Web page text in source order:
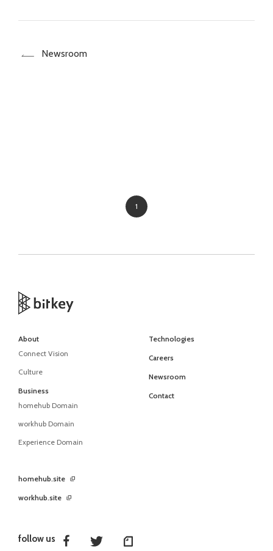
Newsroom
1
follow us
About
Connect Vision
Culture
Business
homehub Domain
workhub Domain
Experience Domain
Technologies
Careers
Newsroom
Contact
homehub.site
workhub.site